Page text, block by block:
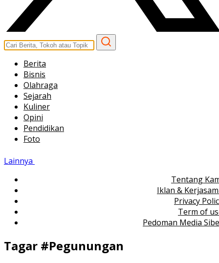
Berita
Bisnis
Olahraga
Sejarah
Kuliner
Opini
Pendidikan
Foto
Lainnya
Tentang
Iklan &
Privacy
Term of
Pedoman Media
Tagar #Pegunungan